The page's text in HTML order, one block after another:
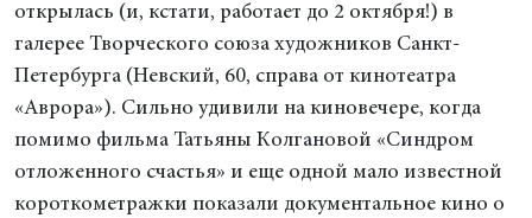
открылась (и, кстати, работает до 2 октября!) в
галерее Творческого союза художников Санкт-
Петербурга (Невский, 60, справа от кинотеатра
«Аврора»). Сильно удивили на киновечере, когда
помимо фильма Татьяны Колгановой «Синдром
отложенного счастья» и еще одной мало известной
короткометражки показали документальное кино о